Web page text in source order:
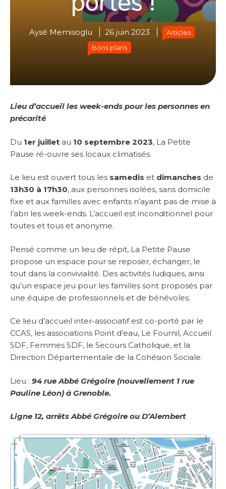
Aysé Memisoglu 26 juin 2023
Articles
Bons plans
Lieu d’accueil les week-ends pour les personnes en
précarité
Du 1er juillet au 10 septembre 2023, La Petite
Pause ré-ouvre ses locaux climatisés.
Le lieu est ouvert tous les samedis et dimanches de
13h30 à 17h30, aux personnes isolées, sans domicile
fixe et aux familles avec enfants n’ayant pas de mise à
l’abri les week-ends. L’accueil est inconditionnel pour
toutes et tous et anonyme.
Pensé comme un lieu de répit, La Petite Pause
propose un espace pour se reposer, échanger, le
tout dans la convivialité. Des activités ludiques, ainsi
qu’un espace jeu pour les familles sont proposés par
une équipe de professionnels et de bénévoles.
Ce lieu d’accueil inter-associatif est co-porté par le
CCAS, les associations Point d’eau, Le Fournil, Accueil
SDF, Femmes SDF, le Secours Catholique, et la
Direction Départementale de la Cohésion Sociale.
Lieu : 94 rue Abbé Grégoire (nouvellement 1 rue
Pauline Léon) à Grenoble.
Ligne 12, arrêts Abbé Grégoire ou D’Alembert